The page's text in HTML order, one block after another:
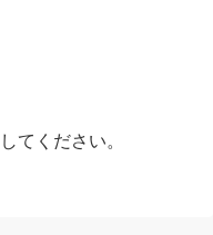
してください。